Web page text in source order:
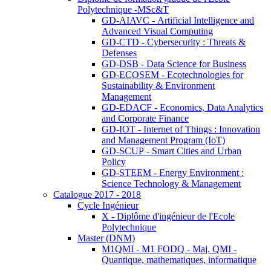
Polytechnique -MSc&T
GD-AIAVC - Artificial Intelligence and
Advanced Visual Computing
GD-CTD - Cybersecurity : Threats &
Defenses
GD-DSB - Data Science for Business
GD-ECOSEM - Ecotechnologies for
Sustainability & Environment
Management
GD-EDACF - Economics, Data Analytics
and Corporate Finance
GD-IOT - Internet of Things : Innovation
and Management Program (IoT)
GD-SCUP - Smart Cities and Urban
Policy
GD-STEEM - Energy Environment :
Science Technology & Management
Catalogue 2017 - 2018
Cycle Ingénieur
X - Diplôme d'ingénieur de l'Ecole
Polytechnique
Master (DNM)
M1QMI - M1 FODQ - Maj. QMI -
Quantique, mathematiques, informatique